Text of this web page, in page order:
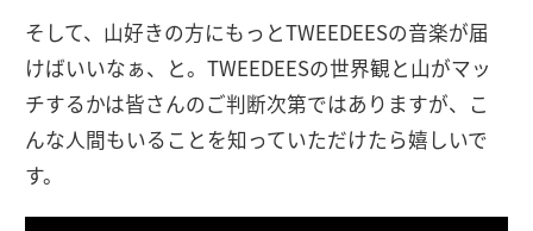
そして、山好きの方にもっとTWEEDEESの音楽が届
けばいいなぁ、と。TWEEDEESの世界観と山がマッ
チするかは皆さんのご判断次第ではありますが、こ
んな人間もいることを知っていただけたら嬉しいで
す。